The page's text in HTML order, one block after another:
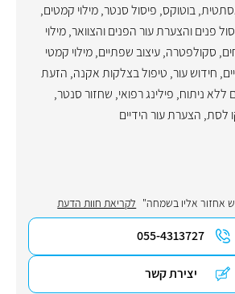
,בוטוקס, פיסול סנטר,מילוי קמטים,
פנים והצערת עור הפנים והצוואר,מילוי
, סקולפטרה,עיצוב שפתיים,מילוי קמטי
, חידוש עור, טיפול בצלקות אקנה, הזעת
ללא ניתוח, פילינג רפואי, שחזור סנטר,
לסת, הצערת עור הידיים
אחזור אליו בשמחה" לקריאת חוות הדעת
055-4313727
יצירת קשר